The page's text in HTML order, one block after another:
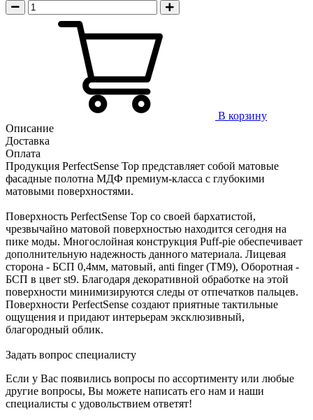
В корзину
Описание
Доставка
Оплата
Продукция PerfectSense Top представляет собой матовые
фасадные полотна МДФ премиум-класса с глубокими
матовыми поверхностями.
Поверхность PerfectSense Top со своей бархатистой,
чрезвычайно матовой поверхностью находится сегодня на
пике моды. Многослойная конструкция Puff-pie обеспечивает
дополнительную надежность данного материала. Лицевая
сторона - БСП 0,4мм, матовый, anti finger (TM9), Оборотная -
БСП в цвет st9. Благодаря декоративной обработке на этой
поверхности минимизируются следы от отпечатков пальцев.
Поверхности PerfectSense создают приятные тактильные
ощущения и придают интерьерам эксклюзивный,
благородный облик.
Задать вопрос специалисту
Если у Вас появились вопросы по ассортименту или любые
другие вопросы, Вы можете написать его нам и наши
специалисты с удовольствием ответят!